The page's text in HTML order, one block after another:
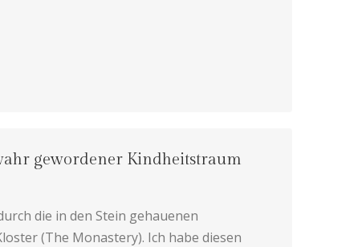
gewordener Kindheitstraum
die in den Stein gehauenen
(The Monastery). Ich habe diesen